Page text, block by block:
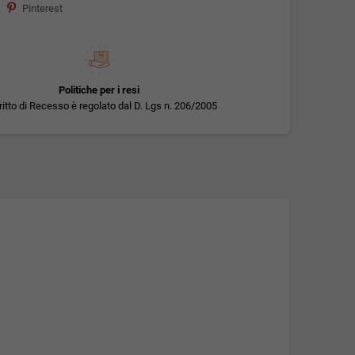
Pinterest
Politiche per i resi
di Recesso è regolato dal D. Lgs n. 206/2005